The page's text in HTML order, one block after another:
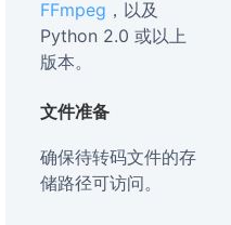
FFmpeg ，以及
Python 2.0 或以上
版本。
文件准备
确保待转码文件的存
储路径可访问。